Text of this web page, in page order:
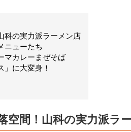
科の実力派ラーメン店
ニューたち
マカレーまぜそば
」に大変身！
空間！山科の実力派ラ